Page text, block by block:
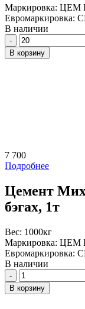
Маркировка: ЦЕМ
Евромаркировка:
В наличии
Количество
В корзину
7 700
Подробнее
Цемент
бэгах, 1т
Вес: 1000кг
Маркировка: ЦЕМ
Евромаркировка:
В наличии
Количество
В корзину